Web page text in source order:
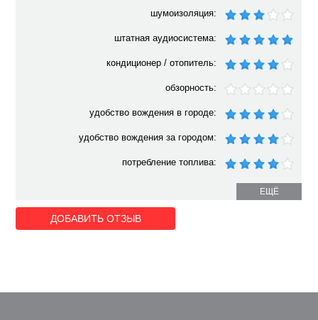
шумоизоляция:
штатная аудиосистема:
кондиционер / отопитель:
обзорность:
удобство вождения в городе:
удобство вождения за городом:
потребление топлива:
ЕЩЁ
ДОБАВИТЬ ОТЗЫВ